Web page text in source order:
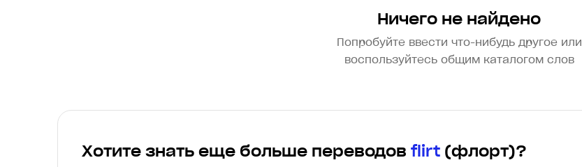
Ничего не найдено
Попробуйте ввести что-нибудь другое или
воспользуйтесь общим каталогом слов
Хотите знать еще больше переводов flirt (флорт)?